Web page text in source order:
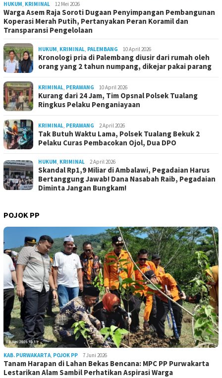
HUKUM, KRIMINAL 12 Mei 2026
Warga Asem Raja Soroti Dugaan Penyimpangan Pembangunan
Koperasi Merah Putih, Pertanyakan Peran Koramil dan
Transparansi Pengelolaan
HUKUM, KRIMINAL, PALEMBANG 10 April 2026
Kronologi pria di Palembang diusir dari rumah oleh
orang yang 2 tahun numpang, dikejar pakai parang
KRIMINAL, PERAWANG 10 April 2026
Kurang dari 24 Jam, Tim Opsnal Polsek Tualang
Ringkus Pelaku Penganiayaan
KRIMINAL, PERAWANG 2 April 2026
Tak Butuh Waktu Lama, Polsek Tualang Bekuk 2
Pelaku Curas Pembacokan Ojol, Dua DPO
HUKUM, KRIMINAL 2 April 2026
Skandal Rp1,9 Miliar di Ambalawi, Pegadaian Harus
Bertanggung Jawab! Dana Nasabah Raib, Pegadaian
Diminta Jangan Bungkam!
POJOK PP
KAB. PURWAKARTA, POJOK PP 7 Juni 2026
Tanam Harapan di Lahan Bekas Bencana: MPC PP Purwakarta
Lestarikan Alam Sambil Perhatikan Aspirasi Warga